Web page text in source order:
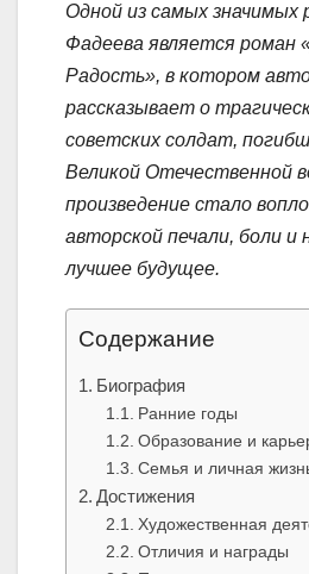
Одной из самых значимых
Фадеева является роман
Радость», в котором
рассказывает о
советских солдат,
Великой Отечественной
произведение стало
авторской печали, боли и
лучшее будущее.
Содержание
Биография
Ранние годы
Образование и
Семья и личная
Достижения
Художественная
Отличия и награды